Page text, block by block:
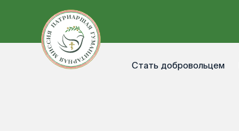
Стать добровольцем